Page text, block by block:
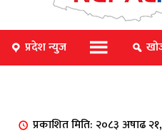
प्रदेश न्युज
प्रकाशित मिति: २०८३ अषाढ